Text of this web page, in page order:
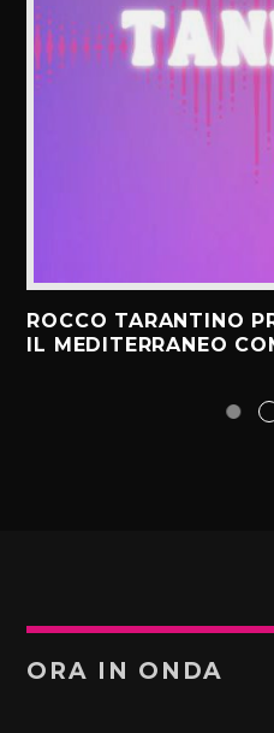
ROCCO TARANTINO
IL MEDITERRANEO
ORA IN ONDA